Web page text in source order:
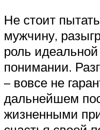
Не стоит
мужчину,
роль
понимании.
– вовсе не
дальнейшем
жизненными